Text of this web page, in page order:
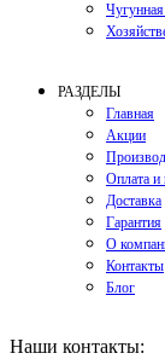
РАЗДЕЛЫ
Главная
Акции
Оплата и
Доставка
Гарантия
О
Контакты
Блог
Наши контакты: